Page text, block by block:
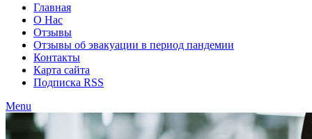
Главная
О Нас
Отзывы
Отзывы об эвакуации в период пандемии
Контакты
Карта сайта
Подписка RSS
Menu